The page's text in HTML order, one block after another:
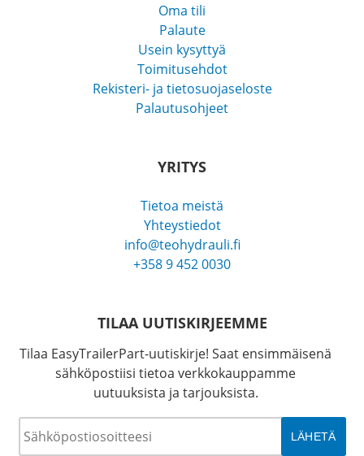
Oma tili
Palaute
Usein kysyttyä
Toimitusehdot
Rekisteri- ja tietosuojaseloste
Palautusohjeet
YRITYS
Tietoa meistä
Yhteystiedot
info@teohydrauli.fi
+358 9 452 0030
TILAA UUTISKIRJEEMME
Tilaa EasyTrailerPart-uutiskirje! Saat ensimmäisenä
sähköpostiisi tietoa verkkokauppamme
uutuuksista ja tarjouksista.